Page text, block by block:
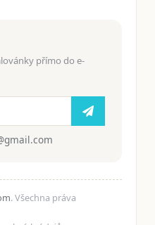
přímo do e-
. Všechna práva